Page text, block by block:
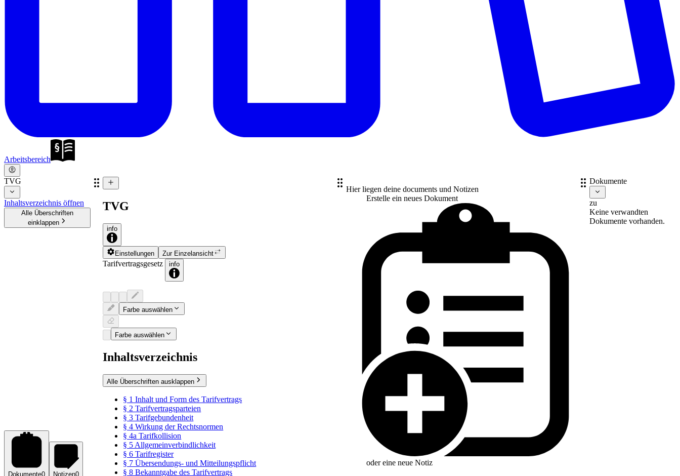
Arbeitsbereich
TVG
Inhaltsverzeichnis öffnen
Alle Überschriften
einklappen
Dokumente0 Notizen0
TVG
info
Einstellungen Zur Einzelansicht
Tarifvertragsgesetz info
Farbe auswählen
Farbe auswählen
Inhaltsverzeichnis
Alle Überschriften ausklappen
§ 1 Inhalt und Form des Tarifvertrags
§ 2 Tarifvertragsparteien
§ 3 Tarifgebundenheit
§ 4 Wirkung der Rechtsnormen
§ 4a Tarifkollision
§ 5 Allgemeinverbindlichkeit
§ 6 Tarifregister
§ 7 Übersendungs- und Mitteilungspflicht
§ 8 Bekanntgabe des Tarifvertrags
Hier liegen deine documents und Notizen
Erstelle ein neues Dokument
oder eine neue Notiz
Dokumente
zu
Keine verwandten
Dokumente vorhanden.